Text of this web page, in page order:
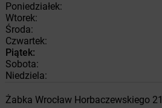
Poniedziałek:
Wtorek:
Środa:
Czwartek:
Piątek:
Sobota:
Niedziela:
Żabka Wrocław Horbaczewskiego 21